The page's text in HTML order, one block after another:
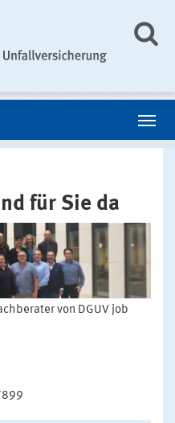
für Sie da
von DGUV job